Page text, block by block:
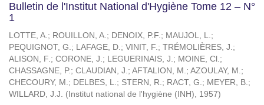
Bulletin de l'Institut National d'Hygiène Tome 12 – N°
1
LOTTE, A.; ROUILLON, A.; DENOIX, P.F.; MAUJOL, L.;
PEQUIGNOT, G.; LAFAGE, D.; VINIT, F.; TRÉMOLIÈRES, J.;
ALISON, F.; CORONE, J.; LEGUERINAIS, J.; MOINE, Cl.;
CHASSAGNE, P.; CLAUDIAN, J.; AFTALION, M.; AZOULAY, M.;
CHECOURY, M.; DELBES, L.; STERN, R.; RACT, G.; MEYER, B.;
WILLARD, J.J. ( Institut national de l'hygiène (INH), 1957)